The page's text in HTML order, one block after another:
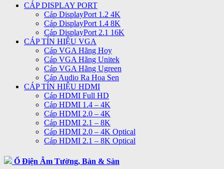
CÁP DISPLAY PORT
Cáp DisplayPort 1.2 4K
Cáp DisplayPort 1.4 8K
Cáp DisplayPort 2.1 16K
CÁP TÍN HIỆU VGA
Cáp VGA Hãng Hoy
Cáp VGA Hãng Unitek
Cáp VGA Hãng Ugreen
Cáp Audio Ra Hoa Sen
CÁP TÍN HIỆU HDMI
Cáp HDMI Full HD
Cáp HDMI 1.4 – 4K
Cáp HDMI 2.0 – 4K
Cáp HDMI 2.1 – 8K
Cáp HDMI 2.0 – 4K Optical
Cáp HDMI 2.1 – 8K Optical
Ổ Điện Âm Tường, Bàn & Sàn